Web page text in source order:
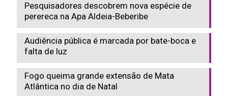
Pesquisadores descobrem nova espécie de
perereca na Apa Aldeia-Beberibe
Audiência pública é marcada por bate-boca e
falta de luz
Fogo queima grande extensão de Mata
Atlântica no dia de Natal